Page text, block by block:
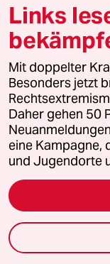
Feedback
Aboservice
ePaper Login
Downloads für
© 2026 taz Verlags
Alle Rechte
Links
Mit doppelter
Besonders jetzt
Daher gehen 50
eine Kampagne,
und Jugendorte